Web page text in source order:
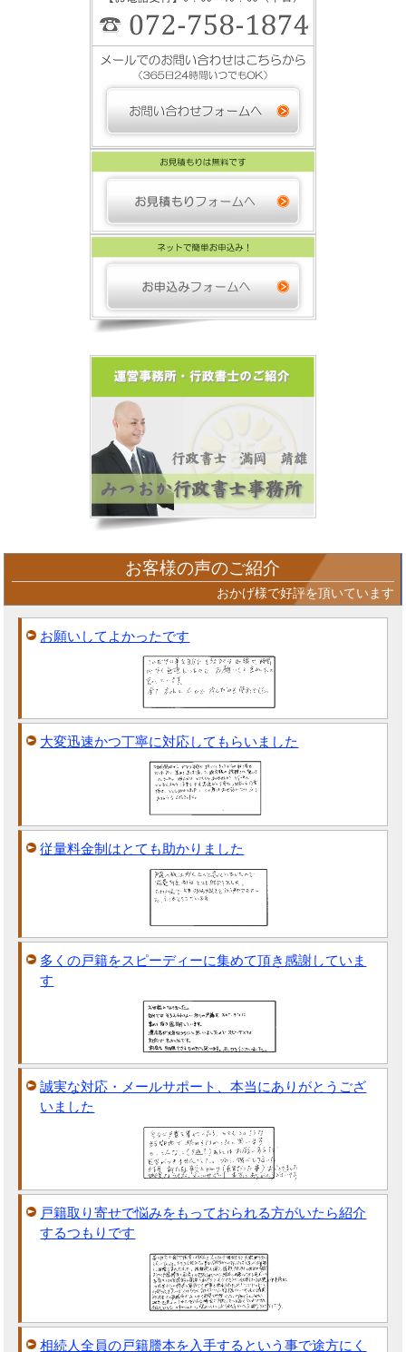
お客様の声のご紹介
おかげ様で好評を頂いています
お願いしてよかったです
大変迅速かつ丁寧に対応してもらいました
従量料金制はとても助かりました
多くの戸籍をスピーディーに集めて頂き感謝していま
す
誠実な対応・メールサポート、本当にありがとうござ
いました
戸籍取り寄せで悩みをもっておられる方がいたら紹介
するつもりです
相続人全員の戸籍謄本を入手するという事で途方にく